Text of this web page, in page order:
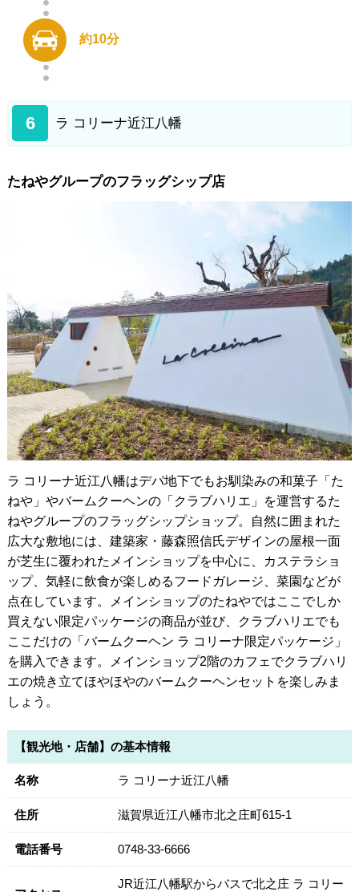
約10分
6 ラ コリーナ近江八幡
たねやグループのフラッグシップ店
ラ コリーナ近江八幡はデパ地下でもお馴染みの和菓子「た
ねや」やバームクーヘンの「クラブハリエ」を運営するた
ねやグループのフラッグシップショップ。自然に囲まれた
広大な敷地には、建築家・藤森照信氏デザインの屋根一面
が芝生に覆われたメインショップを中心に、カステラショ
ップ、気軽に飲食が楽しめるフードガレージ、菜園などが
点在しています。メインショップのたねやではここでしか
買えない限定パッケージの商品が並び、クラブハリエでも
ここだけの「バームクーヘン ラ コリーナ限定パッケージ」
を購入できます。メインショップ2階のカフェでクラブハリ
エの焼き立てほやほやのバームクーヘンセットを楽しみま
しょう。
【観光地・店舗】の基本情報
名称 ラ コリーナ近江八幡
住所 滋賀県近江八幡市北之庄町615-1
電話番号 0748-33-6666
JR近江八幡駅からバスで北之庄 ラ コリー